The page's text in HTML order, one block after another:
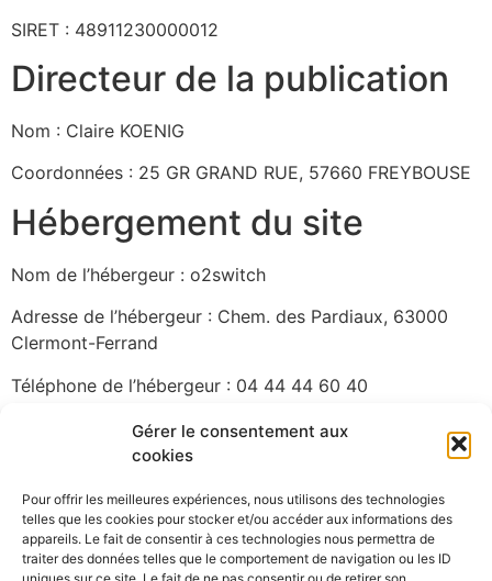
Gérer le consentement aux
cookies
Pour offrir les meilleures expériences, nous utilisons des technologies
telles que les cookies pour stocker et/ou accéder aux informations des
appareils. Le fait de consentir à ces technologies nous permettra de
traiter des données telles que le comportement de navigation ou les ID
SIRET : 48911230000012
Directeur de la publication
Nom : Claire KOENIG
Coordonnées : 25 GR GRAND RUE, 57660 FREYBOUSE
Hébergement du site
Nom de l’hébergeur : o2switch
Adresse de l’hébergeur : Chem. des Pardiaux, 63000
Clermont-Ferrand
Téléphone de l’hébergeur : 04 44 44 60 40
Propriété intellectuelle
vidéos, etc.) est protégé par les lois sur la propriété
intellectuelle et est la propriété exclusive d’IP
Conception ou de ses partenaires. Toute reproduction